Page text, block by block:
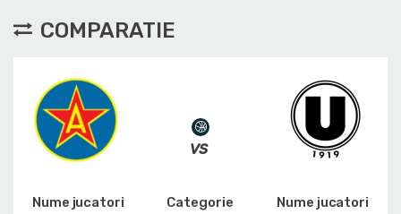
COMPARATIE
Nume jucatori Categorie Nume jucatori